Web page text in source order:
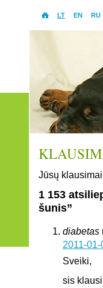
LT EN RU
Jūsų
1 153
šunis”
diabetas
2011-
Sveiki,
sis